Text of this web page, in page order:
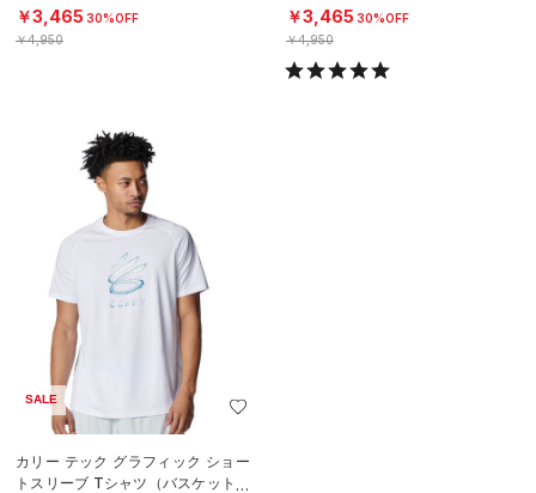
N）
￥3,465 30%OFF
￥4,950
ール/MEN）
￥3,465 30%OFF
￥4,950
SALE
カリー テック グラフィック ショー
トスリーブ Tシャツ（バスケットボ